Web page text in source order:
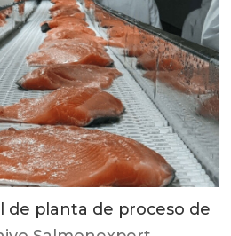
de planta de proceso de